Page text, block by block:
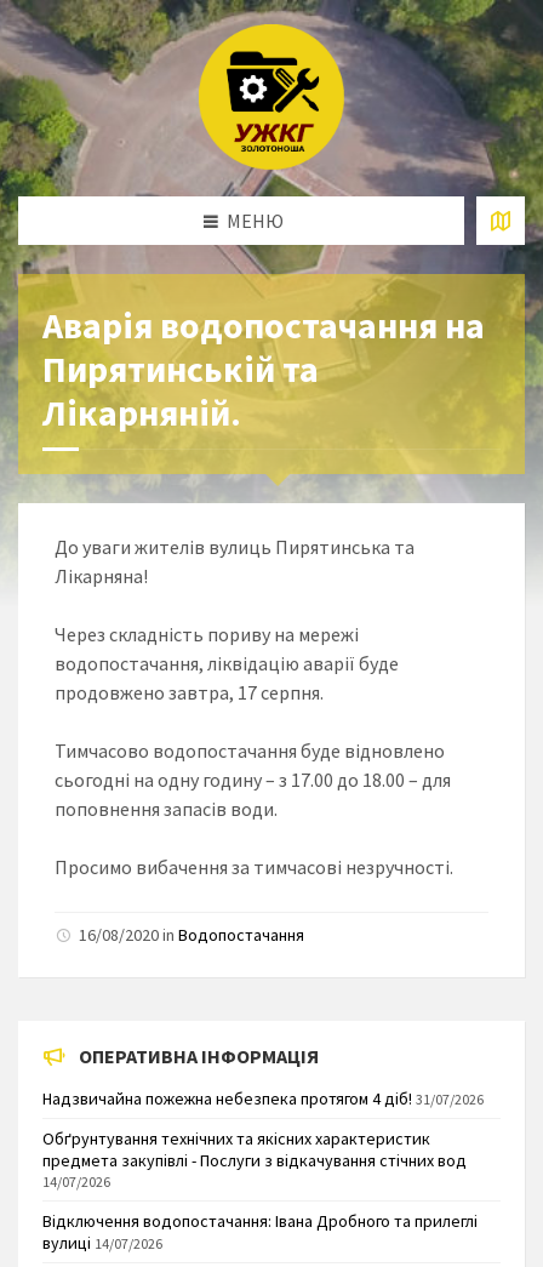
МЕНЮ
Аварія водопостачання на
Пирятинській та
Лікарняній.
До уваги жителів вулиць Пирятинська та
Лікарняна!
Через складність пориву на мережі
водопостачання, ліквідацію аварії буде
продовжено завтра, 17 серпня.
Тимчасово водопостачання буде відновлено
сьогодні на одну годину – з 17.00 до 18.00 – для
поповнення запасів води.
Просимо вибачення за тимчасові незручності.
16/08/2020 in Водопостачання
ОПЕРАТИВНА ІНФОРМАЦІЯ
Надзвичайна пожежна небезпека протягом 4 діб! 31/07/2026
Обґрунтування технічних та якісних характеристик
предмета закупівлі - Послуги з відкачування стічних вод
14/07/2026
Відключення водопостачання: Івана Дробного та прилеглі
вулиці 14/07/2026